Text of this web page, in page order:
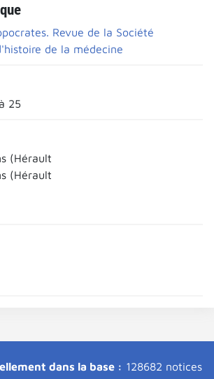
Revue de la Société
de la médecine
25
(Hérault
(Hérault
dans la base : 128682 notices